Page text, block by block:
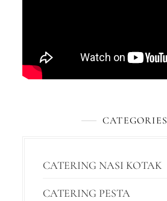
CATEGORIES
CATERING NASI KOTAK
CATERING PESTA